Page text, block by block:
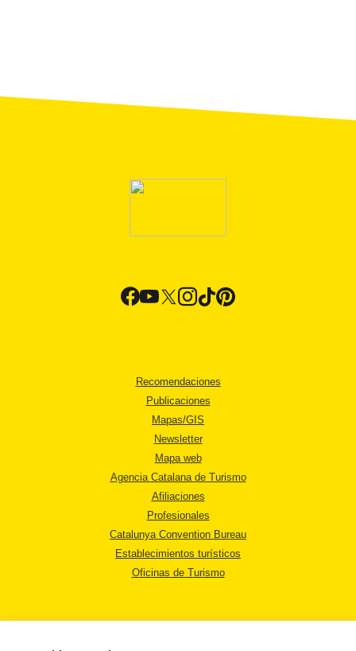
Recomendaciones
Publicaciones
Mapas/GIS
Newsletter
Mapa web
Agencia Catalana de Turismo
Afiliaciones
Profesionales
Catalunya Convention Bureau
Establecimientos turísticos
Oficinas de Turismo